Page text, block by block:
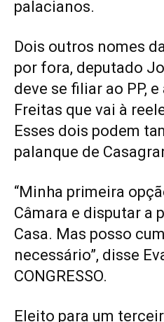
palacianos.
Dois outros nomes
por fora, deputado
deve se filiar ao PP,
Freitas que vai à
Esses dois podem
palanque de
“Minha primeira
Câmara e disputar a
Casa. Mas posso
necessário”, disse
CONGRESSO.
Eleito para um